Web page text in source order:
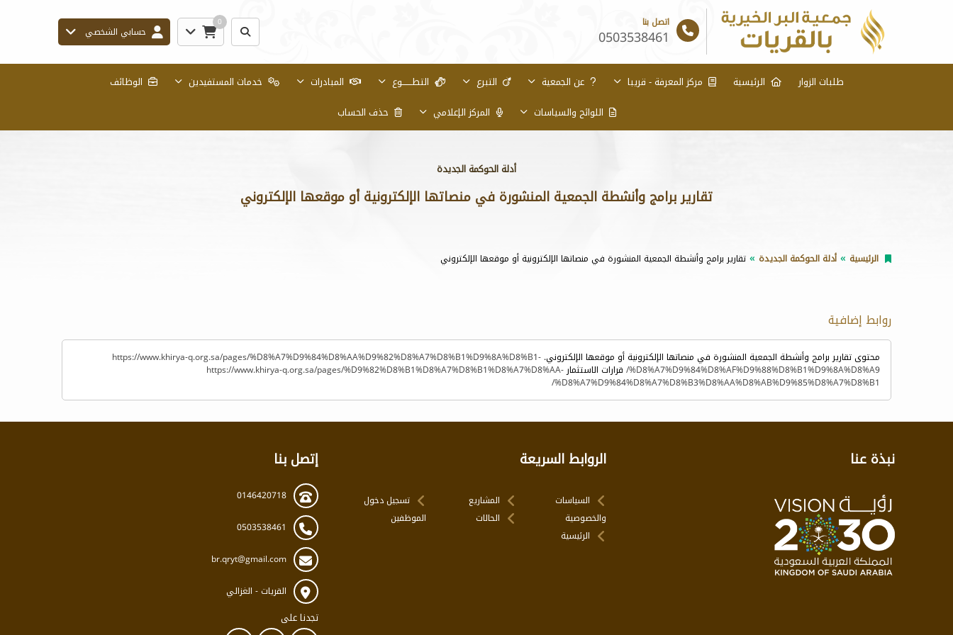
اتصل بنا
0503538461
0
حسابي الشخصي
طلبات الزوار الرئيسية مركز المعرفة - قريبا عن الجمعية التبرع التطـــــــوع المبادرات خدمات المستفيدين
الوظائف
اللوائح والسياسات
المركز الإعلامي حذف الحساب
أدلة الحوكمة الجديدة
تقارير برامج وأنشطة الجمعية المنشورة في منصاتها الإلكترونية أو موقعها الإلكتروني
الرئيسية أدلة الحوكمة الجديدة تقارير برامج وأنشطة الجمعية المنشورة في منصاتها الإلكترونية أو موقعها الإلكتروني
روابط إضافية
محتوى تقارير برامج وأنشطة الجمعية المنشورة في منصاتها الإلكترونية أو موقعها الإلكتروني. https://www.khirya-q.org.sa/pages/%D8%A7%D9%84%D8%AA%D9%82%D8%A7%D8%B1%D9%8A%D8%B1-
%D8%A7%D9%84%D8%AF%D9%88%D8%B1%D9%8A%D8%A9/ قرارات الاستثمار https://www.khirya-q.org.sa/pages/%D9%82%D8%B1%D8%A7%D8%B1%D8%A7%D8%AA-
%D8%A7%D9%84%D8%A7%D8%B3%D8%AA%D8%AB%D9%85%D8%A7%D8%B1/
نبذة عنا الروابط السريعة
السياسات
والخصوصية
الرئيسية
المشاريع
الحالات
تسجيل دخول
الموظفين
إتصل بنا
0146420718
0503538461
br.qryt@gmail.com
القريات - الغزالي
تجدنا على